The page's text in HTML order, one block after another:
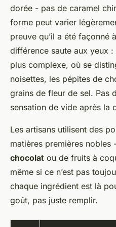
dorée - pas de caramel
forme peut varier
preuve qu’il a été façonné
différence saute aux yeux
plus complexe, où se
noisettes, les pépites de
grains de fleur de sel. Pas
sensation de vide après la
Les artisans utilisent des
matières premières nobles
chocolat ou de fruits à
même si ce n’est pas
chaque ingrédient est là
goût, pas juste remplir.